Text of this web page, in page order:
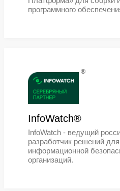
Crosstech®
«Кросстех